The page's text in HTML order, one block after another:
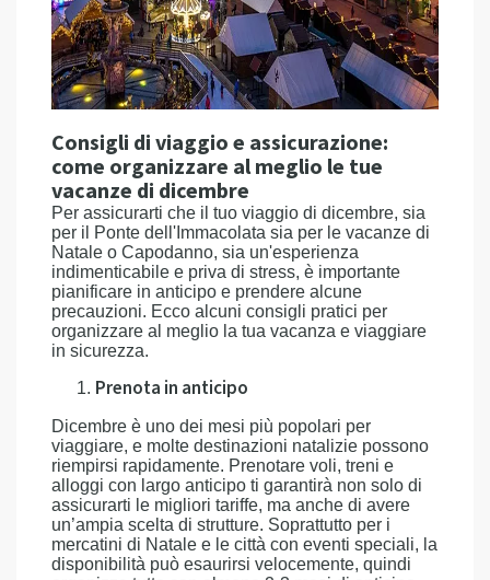
Consigli di viaggio e assicurazione:
come organizzare al meglio le tue
vacanze di dicembre
Per assicurarti che il tuo viaggio di dicembre, sia
per il Ponte dell'Immacolata sia per le vacanze di
Natale o Capodanno, sia un'esperienza
indimenticabile e priva di stress, è importante
pianificare in anticipo e prendere alcune
precauzioni. Ecco alcuni consigli pratici per
organizzare al meglio la tua vacanza e viaggiare
in sicurezza.
Prenota in anticipo
Dicembre è uno dei mesi più popolari per
viaggiare, e molte destinazioni natalizie possono
riempirsi rapidamente. Prenotare voli, treni e
alloggi con largo anticipo ti garantirà non solo di
assicurarti le migliori tariffe, ma anche di avere
un’ampia scelta di strutture. Soprattutto per i
mercatini di Natale e le città con eventi speciali, la
disponibilità può esaurirsi velocemente, quindi